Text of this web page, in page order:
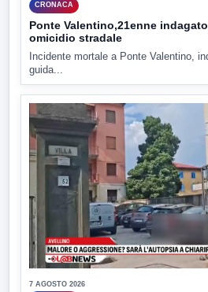
CRONACA
Ponte Valentino,21enne
omicidio stradale
Incidente mortale a Ponte Valentino,
guida...
7 AGOSTO 2026